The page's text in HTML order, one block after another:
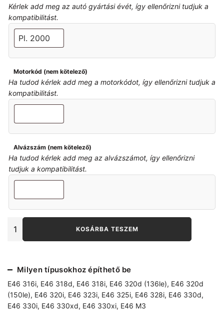
Kérlek add meg az autó gyártási évét, így ellenőrizni tudjuk a
kompatibilitást.
Motorkód (nem kötelező)
Ha tudod kérlek add meg a motorkódot, így ellenőrizni tudjuk a
kompatibilitást.
Alvázszám (nem kötelező)
Ha tudod kérlek add meg az alvázszámot, így ellenőrizni
tudjuk a kompatibilitást.
összetartás
KOSÁRBA TESZEM
Milyen típusokhoz építhető be
E46 316i, E46 318d, E46 318i, E46 320d (136le), E46 320d
(150le), E46 320i, E46 323i, E46 325i, E46 328i, E46 330d,
E46 330i, E46 330xd, E46 330xi, E46 M3